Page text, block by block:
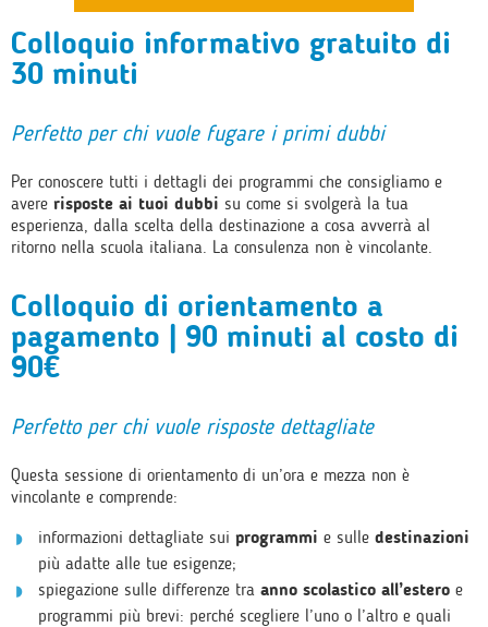
Colloquio informativo gratuito di
30 minuti
Perfetto per chi vuole fugare i primi dubbi
Per conoscere tutti i dettagli dei programmi che consigliamo e
avere risposte ai tuoi dubbi su come si svolgerà la tua
esperienza, dalla scelta della destinazione a cosa avverrà al
ritorno nella scuola italiana. La consulenza non è vincolante.
Colloquio di orientamento a
pagamento | 90 minuti al costo di
90€
Perfetto per chi vuole risposte dettagliate
Questa sessione di orientamento di un’ora e mezza non è
vincolante e comprende:
informazioni dettagliate sui programmi e sulle destinazioni
più adatte alle tue esigenze;
spiegazione sulle differenze tra anno scolastico all’estero e
programmi più brevi: perché scegliere l’uno o l’altro e quali